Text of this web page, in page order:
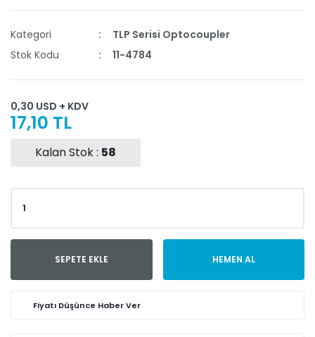
Kategori
TLP Serisi Optocoupler
Stok Kodu
11-4784
0,30 USD + KDV
17,10 TL
Kalan Stok : 58
SEPETE EKLE HEMEN AL
Fiyatı Düşünce Haber Ver